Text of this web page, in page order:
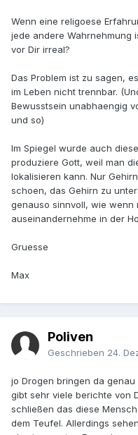
Wenn eine religoese
jede andere Wahrnehmung
vor Dir irreal?
Das Problem ist zu sagen,
im Leben nicht trennbar.
Bewusstsein unabhaengig
und so)
Im Spiegel wurde auch
produziere Gott, weil man
lokalisieren kann. Nur
schoen, das Gehirn zu
genauso sinnvoll, wie wenn
auseinandernehme in der
Gruesse
Max
Poliven
Geschrieben 24.
jo Drogen bringen da
gibt sehr viele berichte von
schließen das diese
dem Teufel. Allerdings